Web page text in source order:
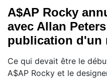
A$AP Rocky
avec Allan
publication d'un
Ce qui devait être le
A$AP Rocky et le